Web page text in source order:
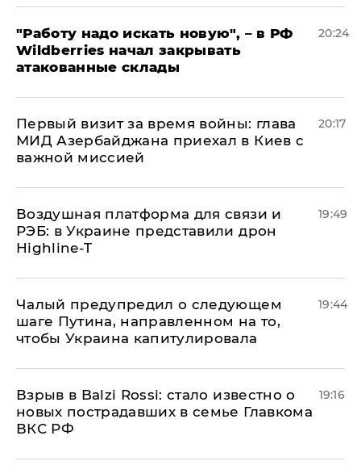
"Работу надо искать новую", – в РФ
Wildberries начал закрывать
атакованные склады
20:24
Первый визит за время войны: глава
МИД Азербайджана приехал в Киев с
важной миссией
20:17
Воздушная платформа для связи и
РЭБ: в Украине представили дрон
Highline-T
19:49
Чалый предупредил о следующем
шаге Путина, направленном на то,
чтобы Украина капитулировала
19:44
Взрыв в Balzi Rossi: стало известно о
новых пострадавших в семье Главкома
ВКС РФ
19:16